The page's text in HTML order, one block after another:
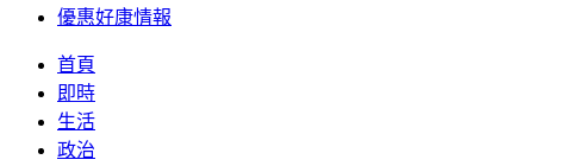
優惠好康情報
首頁
即時
生活
政治